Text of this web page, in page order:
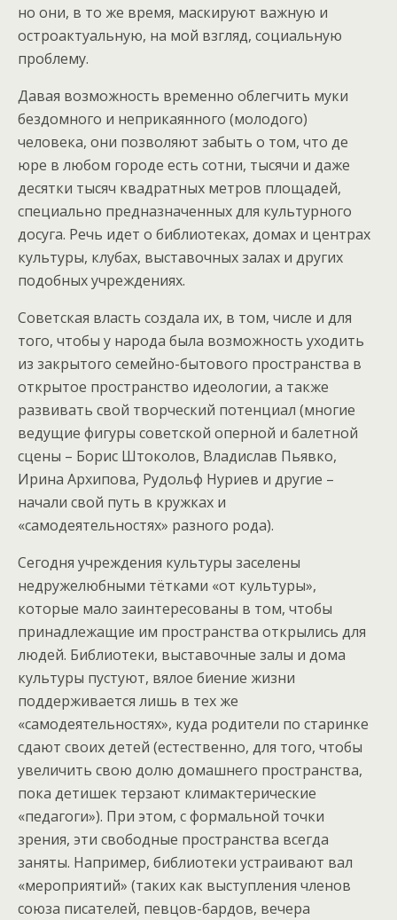
но они, в то же время, маскируют важную и
остроактуальную, на мой взгляд, социальную
проблему.
Давая возможность временно облегчить муки
бездомного и неприкаянного (молодого)
человека, они позволяют забыть о том, что де
юре в любом городе есть сотни, тысячи и даже
десятки тысяч квадратных метров площадей,
специально предназначенных для культурного
досуга. Речь идет о библиотеках, домах и центрах
культуры, клубах, выставочных залах и других
подобных учреждениях.
Советская власть создала их, в том, числе и для
того, чтобы у народа была возможность уходить
из закрытого семейно-бытового пространства в
открытое пространство идеологии, а также
развивать свой творческий потенциал (многие
ведущие фигуры советской оперной и балетной
сцены – Борис Штоколов, Владислав Пьявко,
Ирина Архипова, Рудольф Нуриев и другие –
начали свой путь в кружках и
«самодеятельностях» разного рода).
Сегодня учреждения культуры заселены
недружелюбными тётками «от культуры»,
которые мало заинтересованы в том, чтобы
принадлежащие им пространства открылись для
людей. Библиотеки, выставочные залы и дома
культуры пустуют, вялое биение жизни
поддерживается лишь в тех же
«самодеятельностях», куда родители по старинке
сдают своих детей (естественно, для того, чтобы
увеличить свою долю домашнего пространства,
пока детишек терзают климактерические
«педагоги»). При этом, с формальной точки
зрения, эти свободные пространства всегда
заняты. Например, библиотеки устраивают вал
«мероприятий» (таких как выступления членов
союза писателей, певцов-бардов, вечера